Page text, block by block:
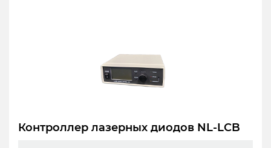
Контроллер лазерных диодов NL-LCB